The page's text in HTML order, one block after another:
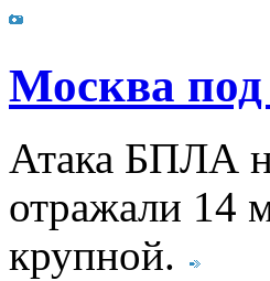
Москва под
Атака БПЛА
отражали 14
крупной.